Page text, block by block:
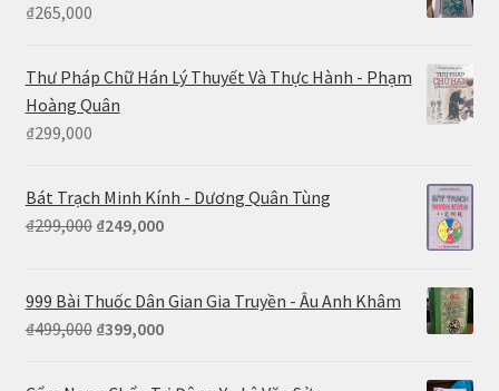
₫265,000
Thư Pháp Chữ Hán Lý Thuyết Và Thực Hành - Phạm
Hoàng Quân
₫299,000
Bát Trạch Minh Kính - Dương Quân Tùng
₫299,000 Giá
₫299,000.
₫249,000Giá
là:
₫249,000.
999 Bài Thuốc Dân Gian Gia Truyền - Âu Anh Khâm
₫499,000 Giá
là:
₫399,000Giá
tại